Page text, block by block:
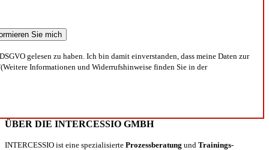
gelesen zu haben. Ich bin damit einverstanden, dass meine Daten zur
Informationen und Widerrufshinweise finden Sie in der
ÜBER DIE INTERCESSIO GMBH
INTERCESSIO ist eine spezialisierte Prozessberatung und Trainings-